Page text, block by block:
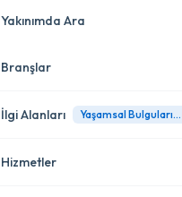
Nilüfer
Yakınımda Ara
Konumuma yakın uzmanları
Branşlar
Çocuk Kardiyolojisi
İlgi Alanları Yaşamsal Bulguların, Kandaki Oksijen Seviyesinin Ve Kalp Ritminin Monitörle Değerlendirilmesi
Hizmetler